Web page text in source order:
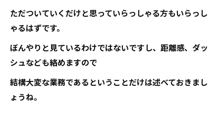
ただついていくだけと思っていらっしゃる方もいらっし
ゃるはずです。
ぼんやりと見ているわけではないですし、距離感、ダッ
シュなども絡めますので
結構大変な業務であるということだけは述べておきまし
ょうね。